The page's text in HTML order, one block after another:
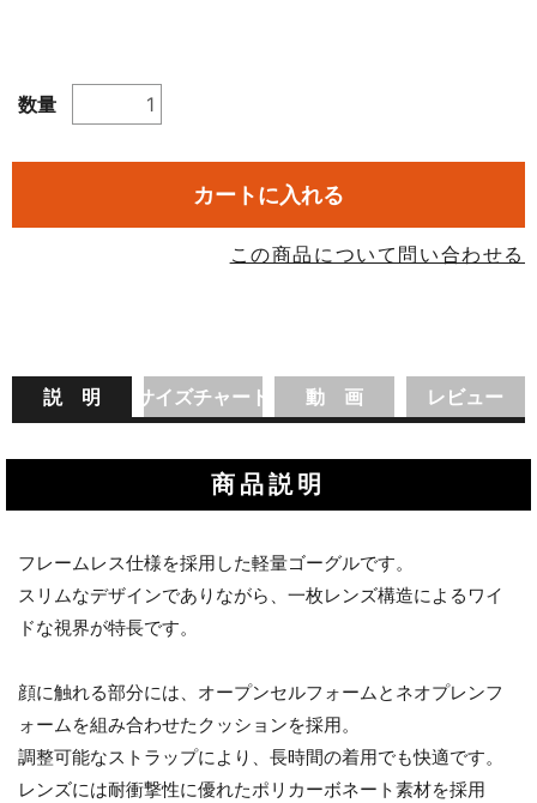
数量
カートに入れる
この商品について問い合わせる
説 明 サイズチャート 動 画 レビュー
商品説明
フレームレス仕様を採用した軽量ゴーグルです。
スリムなデザインでありながら、一枚レンズ構造によるワイ
ドな視界が特長です。
顔に触れる部分には、オープンセルフォームとネオプレンフ
ォームを組み合わせたクッションを採用。
調整可能なストラップにより、長時間の着用でも快適です。
レンズには耐衝撃性に優れたポリカーボネート素材を採用